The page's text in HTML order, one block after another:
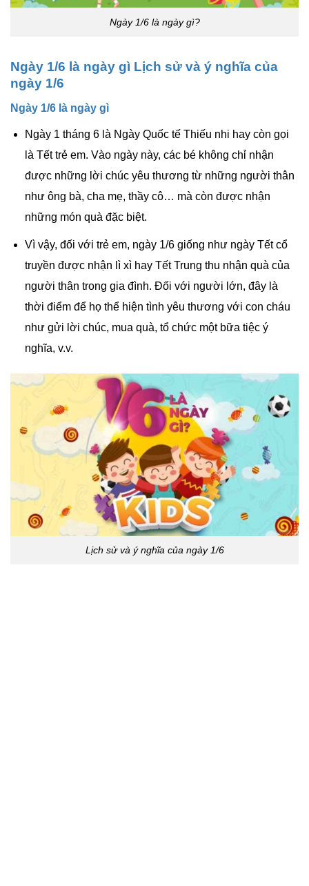
Ngày 1/6 là ngày gì?
Ngày 1/6 là ngày gì Lịch sử và ý nghĩa của
ngày 1/6
Ngày 1/6 là ngày gì
Ngày 1 tháng 6 là Ngày Quốc tế Thiếu nhi hay còn gọi
là Tết trẻ em. Vào ngày này, các bé không chỉ nhận
được những lời chúc yêu thương từ những người thân
như ông bà, cha mẹ, thầy cô… mà còn được nhận
những món quà đặc biệt.
Vì vậy, đối với trẻ em, ngày 1/6 giống như ngày Tết cổ
truyền được nhận lì xì hay Tết Trung thu nhận quà của
người thân trong gia đình. Đối với người lớn, đây là
thời điểm để họ thể hiện tình yêu thương với con cháu
như gửi lời chúc, mua quà, tổ chức một bữa tiệc ý
nghĩa, v.v.
Lịch sử và ý nghĩa của ngày 1/6